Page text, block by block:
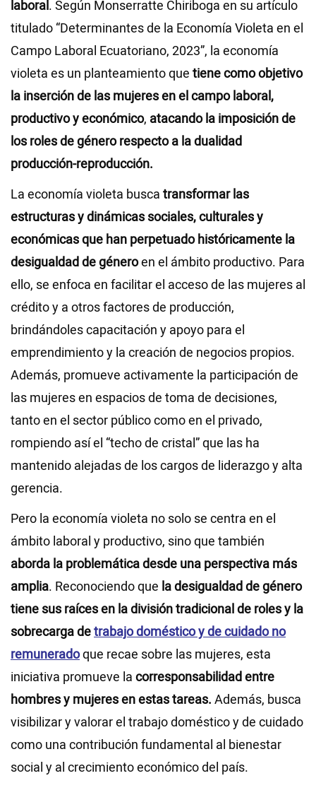
laboral. Según Monserratte Chiriboga en su artículo
titulado “Determinantes de la Economía Violeta en el
Campo Laboral Ecuatoriano, 2023”, la economía
violeta es un planteamiento que tiene como objetivo
la inserción de las mujeres en el campo laboral,
productivo y económico, atacando la imposición de
los roles de género respecto a la dualidad
producción-reproducción.
La economía violeta busca transformar las
estructuras y dinámicas sociales, culturales y
económicas que han perpetuado históricamente la
desigualdad de géneroen el ámbito productivo. Para
ello, se enfoca en facilitar el acceso de las mujeres al
crédito y a otros factores de producción,
brindándoles capacitación y apoyo para el
emprendimiento y la creación de negocios propios.
Además, promueve activamente la participación de
las mujeres en espacios de toma de decisiones,
tanto en el sector público como en el privado,
rompiendo así el “techo de cristal” que las ha
mantenido alejadas de los cargos de liderazgo y alta
gerencia.
Pero la economía violeta no solo se centra en el
ámbito laboral y productivo, sino que también
aborda la problemática desde una perspectiva más
amplia. Reconociendo que la desigualdad de género
tiene sus raíces en la división tradicional de roles y la
sobrecarga detrabajo doméstico y de cuidado no
remuneradoque recae sobre las mujeres, esta
iniciativa promueve la corresponsabilidad entre
hombres y mujeres en estas tareas. Además, busca
visibilizar y valorar el trabajo doméstico y de cuidado
como una contribución fundamental al bienestar
social y al crecimiento económico del país.